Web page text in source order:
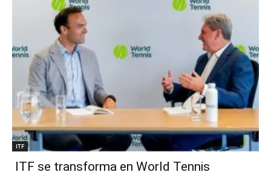
ITF
ITF se transforma en World Tennis